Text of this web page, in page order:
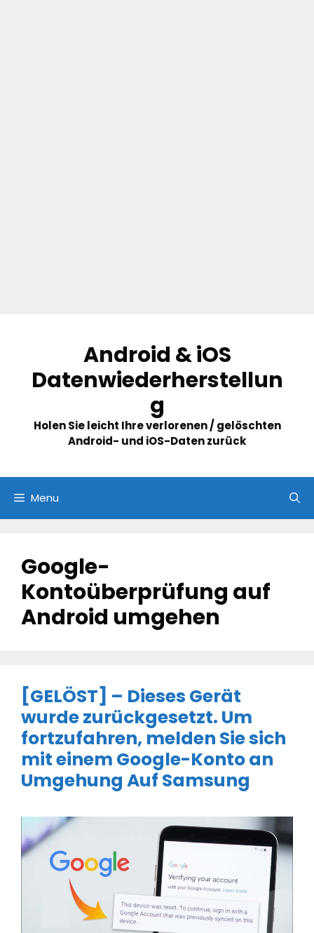
content
Android & iOS
Datenwiederherstellun
g
Holen Sie leicht Ihre verlorenen / gelöschten
Android- und iOS-Daten zurück
Menu
Google-
Kontoüberprüfung auf
Android umgehen
[GELÖST] – Dieses Gerät
wurde zurückgesetzt. Um
fortzufahren, melden Sie sich
mit einem Google-Konto an
Umgehung Auf Samsung